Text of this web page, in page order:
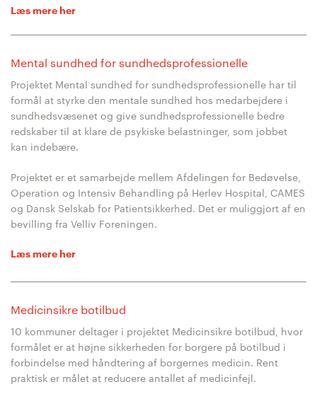
Læs mere her
Mental sundhed for sundhedsprofessionelle
Projektet Mental sundhed for sundhedsprofessionelle har til
formål at styrke den mentale sundhed hos medarbejdere i
sundhedsvæsenet og give sundhedsprofessionelle bedre
redskaber til at klare de psykiske belastninger, som jobbet
kan indebære.
Projektet er et samarbejde mellem Afdelingen for Bedøvelse,
Operation og Intensiv Behandling på Herlev Hospital, CAMES
og Dansk Selskab for Patientsikkerhed. Det er muliggjort af en
bevilling fra Velliv Foreningen.
Læs mere her
Medicinsikre botilbud
10 kommuner deltager i projektet Medicinsikre botilbud, hvor
formålet er at højne sikkerheden for borgere på botilbud i
forbindelse med håndtering af borgernes medicin. Rent
praktisk er målet at reducere antallet af medicinfejl.